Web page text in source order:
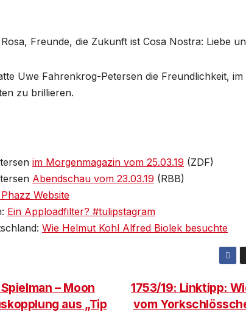
Freunde, die Zukunft ist Cosa Nostra: Liebe
Uwe Fahrenkrog-Petersen die Freundlichkeit,
zu brillieren.
im Morgenmagazin vom 25.03.19 (ZDF)
Abendschau vom 23.03.19 (RBB)
Website
Ein Apploadfilter? #tulipstagram
Wie Helmut Kohl Alfred Biolek besuchte
1753/19: Linktipp:
vom
– Moon
aus „Tip